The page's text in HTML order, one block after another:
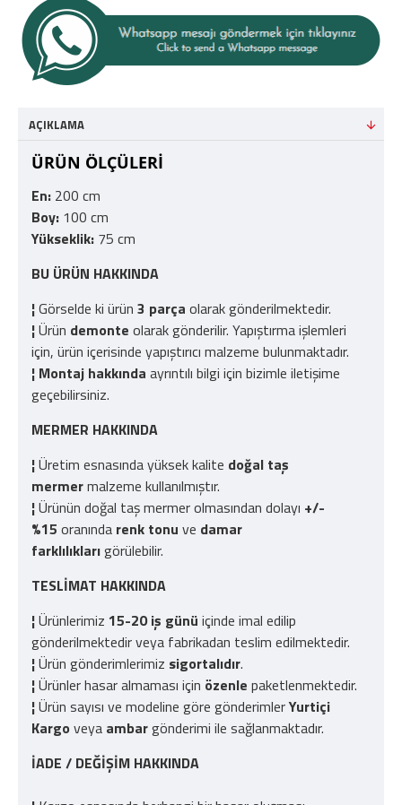
AÇIKLAMA
ÜRÜN ÖLÇÜLERİ
En: 200 cm
Boy: 100 cm
Yükseklik: 75 cm
BU ÜRÜN HAKKINDA
¦Görselde ki ürün 3 parça olarak gönderilmektedir.
¦Ürün demonte olarak gönderilir. Yapıştırma işlemleri
için, ürün içerisinde yapıştırıcı malzeme bulunmaktadır.
¦ Montaj hakkında ayrıntılı bilgi için bizimle iletişime
geçebilirsiniz.
MERMER HAKKINDA
¦Üretim esnasında yüksek kalite doğal taş
mermermalzeme kullanılmıştır.
¦Ürünün doğal taş mermer olmasından dolayı +/-
%15 oranında renk tonu ve damar
farklılıklarıgörülebilir.
TESLİMAT HAKKINDA
¦Ürünlerimiz 15-20 iş günü içinde imal edilip
gönderilmektedir veya fabrikadan teslim edilmektedir.
¦Ürün gönderimlerimiz sigortalıdır.
¦Ürünler hasar almaması için özenle paketlenmektedir.
¦Ürün sayısı ve modeline göre gönderimlerYurtiçi
Kargo veya ambargönderimi ile sağlanmaktadır.
İADE / DEĞİŞİM HAKKINDA